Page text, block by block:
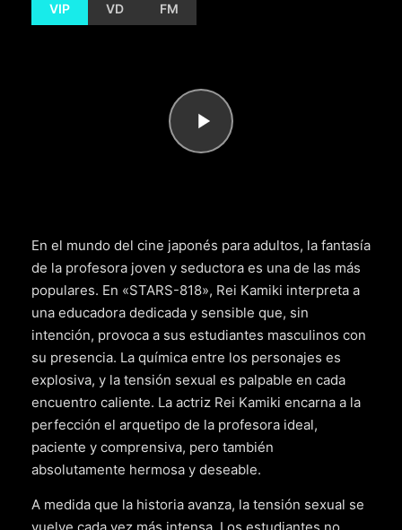
VIP VD FM
En el mundo del cine japonés para adultos, la fantasía
de la profesora joven y seductora es una de las más
populares. En «STARS-818», Rei Kamiki interpreta a
una educadora dedicada y sensible que, sin
intención, provoca a sus estudiantes masculinos con
su presencia. La química entre los personajes es
explosiva, y la tensión sexual es palpable en cada
encuentro caliente. La actriz Rei Kamiki encarna a la
perfección el arquetipo de la profesora ideal,
paciente y comprensiva, pero también
absolutamente hermosa y deseable.
A medida que la historia avanza, la tensión sexual se